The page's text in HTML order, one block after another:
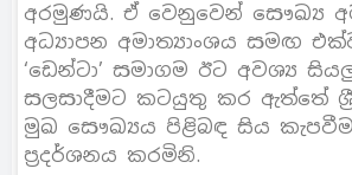
අරමුණයි. ඒ වෙනුවෙන් සෞඛ්‍ය
අධ්‍යාපන අමාත්‍යාංශය සමඟ
‘ඩෙන්ටා’ සමාගම ඊට අවශ්‍ය
සලසාදීමට කටයුතු කර ඇත්තේ
මුඛ සෞඛ්‍යය පිළිබඳ සිය
ප්‍රදර්ශනය කරමිනි.